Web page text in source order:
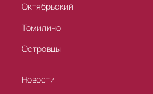
Октябрьский
Томилино
Островцы
Новости